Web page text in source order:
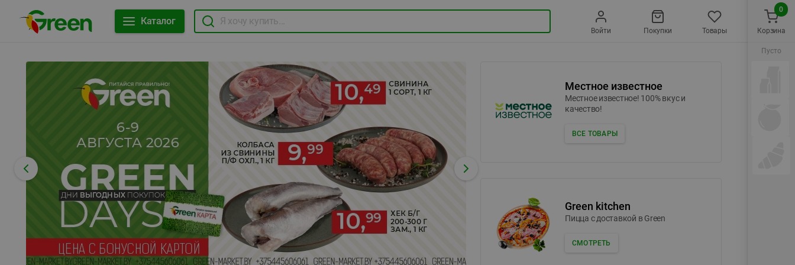
Каталог
Войти Покупки Товары
Местное известное
Местное известное! 100% вкус и
качество!
ВСЕ ТОВАРЫ
Green kitchen
Пицца c доставкой в Green
СМОТРЕТЬ
Корзина
0
Пусто